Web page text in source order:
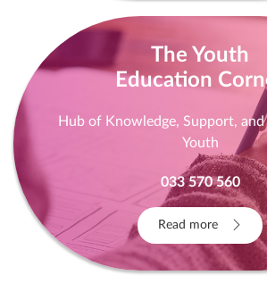
The Youth
Education
Hub of Knowledge, Support,
Youth
033 570 560
Read more